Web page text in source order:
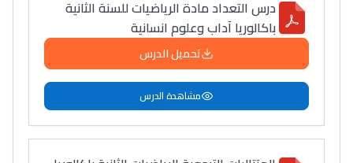
بطلة المغرب فالقفز
الطولي، ملاك البردع
كتحكي على تجربتها
فالرّياضة و الدّراسة
درس التعداد مادة الرياضيات للسنة الثانية
باكالوريا آداب وعلوم انسانية
تحميل الدرس
مشاهدة الدرس